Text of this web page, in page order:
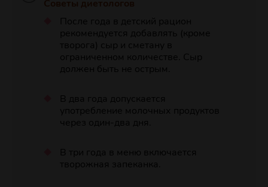
Советы диетологов
После года в детский рацион
рекомендуется добавлять (кроме
творога) сыр и сметану в
ограниченном количестве. Сыр
должен быть не острым.
В два года допускается
употребление молочных продуктов
через один-два дня.
В три года в меню включается
творожная запеканка.